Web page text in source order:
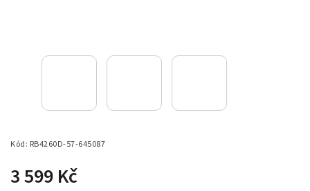
Kód: RB4260D-57-645087
3 599 Kč